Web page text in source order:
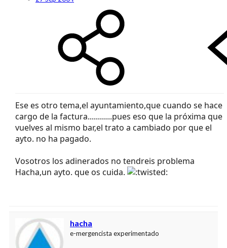
Ese es otro tema,el ayuntamiento,que cuando se hace
cargo de la factura............pues eso que la próxima que
vuelves al mismo bar,el trato a cambiado por que el
ayto. no ha pagado.
Vosotros los adinerados no tendreis problema
Hacha,un ayto. que os cuida.
hacha
e-mergencista experimentado